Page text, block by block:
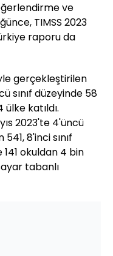
ve
TIMSS 2023
raporu da
gerçekleştirilen
sınıf düzeyinde 58
katıldı.
2023'te 4'üncü
8'inci sınıf
okuldan 4 bin
tabanlı